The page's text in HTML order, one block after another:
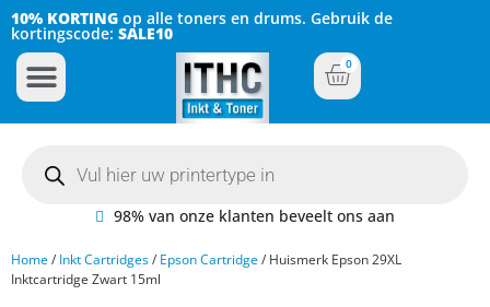
10% KORTING op alle toners en drums. Gebruik de
kortingscode: SALE10
0
98% van onze klanten beveelt ons aan
Home/ Inkt Cartridges/ Epson Cartridge/ Huismerk Epson 29XL
Inktcartridge Zwart 15ml